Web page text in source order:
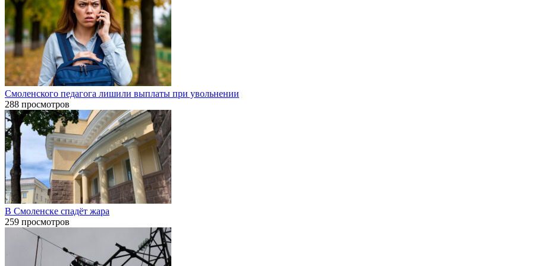
Смоленского педагога лишили выплаты при увольнении
288 просмотров
В Смоленске спадёт жара
259 просмотров